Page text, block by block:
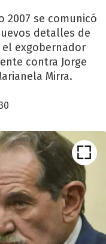
2007 se comunicó
detalles de
exgobernador
contra Jorge
Mirra.